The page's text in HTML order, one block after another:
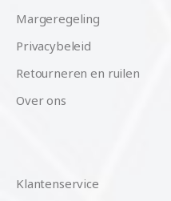
Margeregeling
Privacybeleid
Retourneren en ruilen
Over ons
Klantenservice